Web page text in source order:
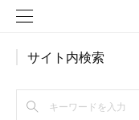
サイト内検索